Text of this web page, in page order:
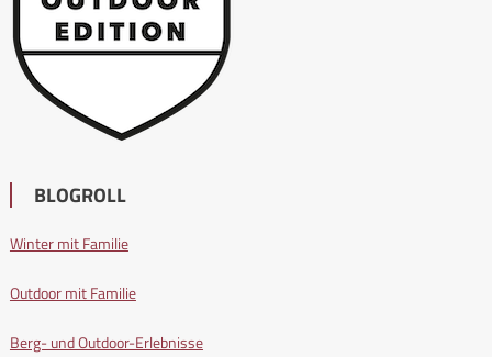
BLOGROLL
Winter mit Familie
Outdoor mit Familie
Berg- und Outdoor-Erlebnisse